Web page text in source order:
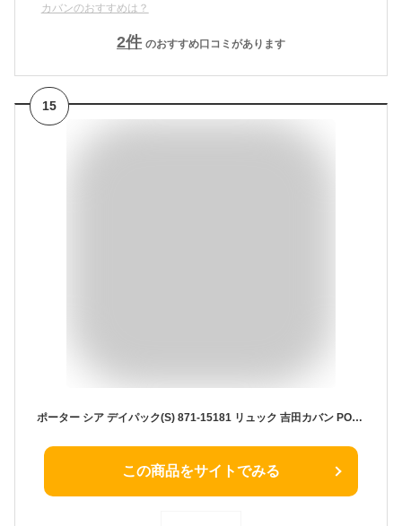
カバンのおすすめは？
2件 のおすすめ口コミがあります
15
ポーター シア デイパック(S) 871-15181 リュック 吉田カバン PORTER SHEA DAYPACK(S) レディース メンズ 通勤 ブランド バッグ おしゃれ 軽量 カジュアル きれいめ 女性 男性 大人 A4 PC 13インチ 日本製
この商品をサイトでみる